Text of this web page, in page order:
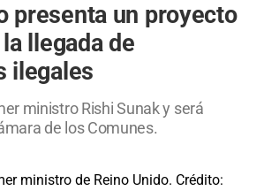
presenta un proyecto
llegada de
ilegales
ministro Rishi Sunak y será
de los Comunes.